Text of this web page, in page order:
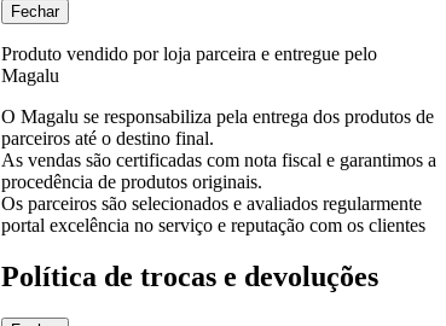
Fechar
Produto vendido por loja parceira e entregue pelo
Magalu
O Magalu se responsabiliza pela entrega dos produtos de
parceiros até o destino final.
As vendas são certificadas com nota fiscal e garantimos a
procedência de produtos originais.
Os parceiros são selecionados e avaliados regularmente
portal excelência no serviço e reputação com os clientes
Política de trocas e devoluções